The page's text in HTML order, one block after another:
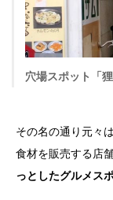
穴場スポット「狸
その名の通り元々
食材を販売する店
っとしたグルメス